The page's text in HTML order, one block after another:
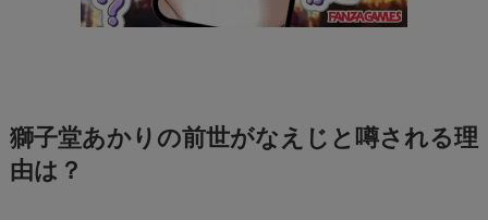
獅子堂あかりの前世がなえじと噂される理
由は？